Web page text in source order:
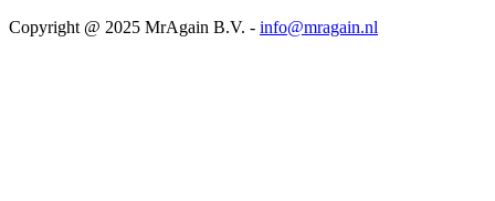
Copyright @ 2025 MrAgain B.V. - info@mragain.nl